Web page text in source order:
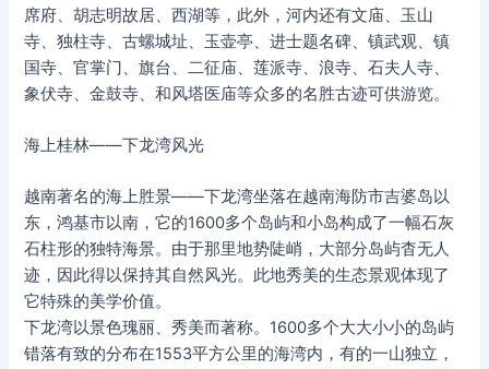
席府、胡志明故居、西湖等，此外，河内还有文庙、玉山
寺、独柱寺、古螺城址、玉壶亭、进士题名碑、镇武观、镇
国寺、官掌门、旗台、二征庙、莲派寺、浪寺、石夫人寺、
象伏寺、金鼓寺、和风塔医庙等众多的名胜古迹可供游览。
海上桂林——下龙湾风光
越南著名的海上胜景——下龙湾坐落在越南海防市吉婆岛以
东，鸿基市以南，它的1600多个岛屿和小岛构成了一幅石灰
石柱形的独特海景。由于那里地势陡峭，大部分岛屿杳无人
迹，因此得以保持其自然风光。此地秀美的生态景观体现了
它特殊的美学价值。
下龙湾以景色瑰丽、秀美而著称。1600多个大大小小的岛屿
错落有致的分布在1553平方公里的海湾内，有的一山独立，